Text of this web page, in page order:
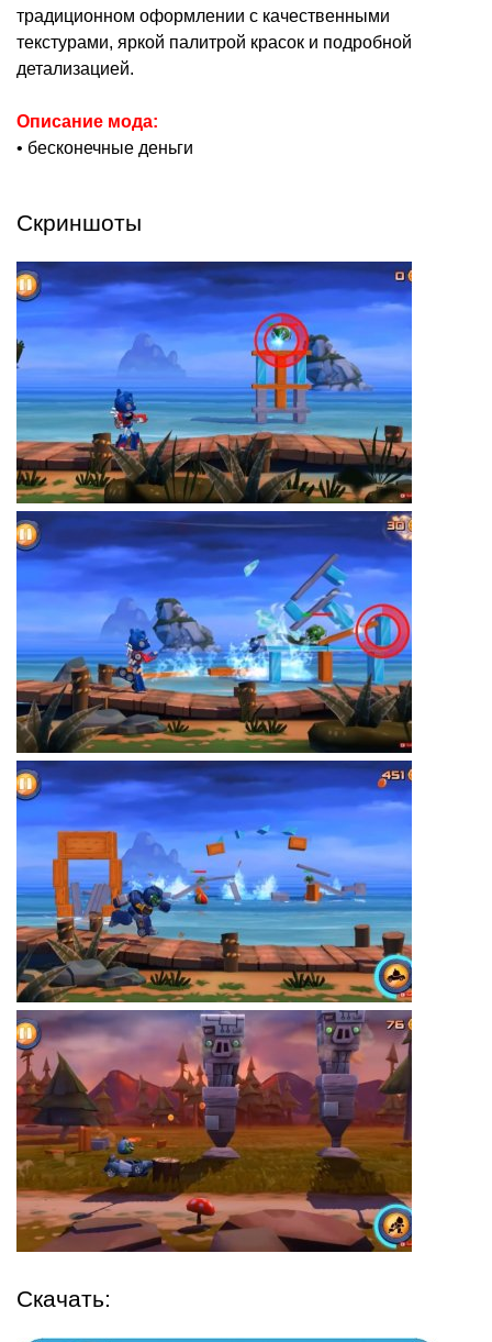
традиционном оформлении с качественными
текстурами, яркой палитрой красок и подробной
детализацией.
Описание мода:
• бесконечные деньги
Скриншоты
Скачать: